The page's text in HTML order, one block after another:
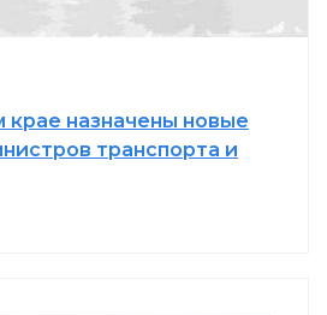
крае назначены новые
транспорта и